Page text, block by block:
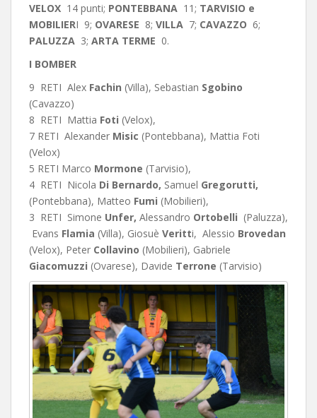
VELOX 14 punti; PONTEBBANA 11; TARVISIO e
MOBILIERI 9; OVARESE 8; VILLA 7; CAVAZZO 6;
PALUZZA 3; ARTA TERME 0.
I BOMBER
9 RETI Alex Fachin (Villa), Sebastian Sgobino
(Cavazzo)
8 RETI Mattia Foti (Velox),
7 RETI Alexander Misic (Pontebbana), Mattia Foti
(Velox)
5 RETI Marco Mormone (Tarvisio),
4 RETI Nicola Di Bernardo, Samuel Gregorutti,
(Pontebbana), Matteo Fumi (Mobilieri),
3 RETI Simone Unfer, Alessandro Ortobelli (Paluzza),
Evans Flamia (Villa), Giosuè Veritti, Alessio Brovedan
(Velox), Peter Collavino (Mobilieri), Gabriele
Giacomuzzi (Ovarese), Davide Terrone (Tarvisio)